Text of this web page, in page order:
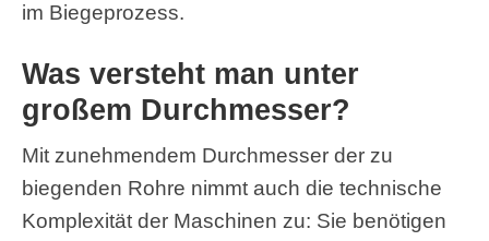
im Biegeprozess.
Was versteht man unter
großem Durchmesser?
Mit zunehmendem Durchmesser der zu
biegenden Rohre nimmt auch die technische
Komplexität der Maschinen zu: Sie benötigen